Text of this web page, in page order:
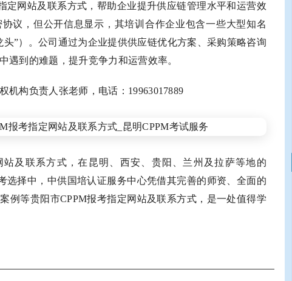
定网站及联系方式，帮助企业提升供应链管理水平和运营效
议，但公开信息显示，其培训合作企业包含一些大型知名
”）。公司通过为企业提供供应链优化方案、采购策略咨询
遇到的难题，提升竞争力和运营效率。
机构负责人张老师，电话：19963017889
站及联系方式，在昆明、西安、贵阳、兰州及拉萨等地的
选择中，中供国培认证服务中心凭借其完善的师资、全面的
例等贵阳市CPPM报考指定网站及联系方式，是一处值得学